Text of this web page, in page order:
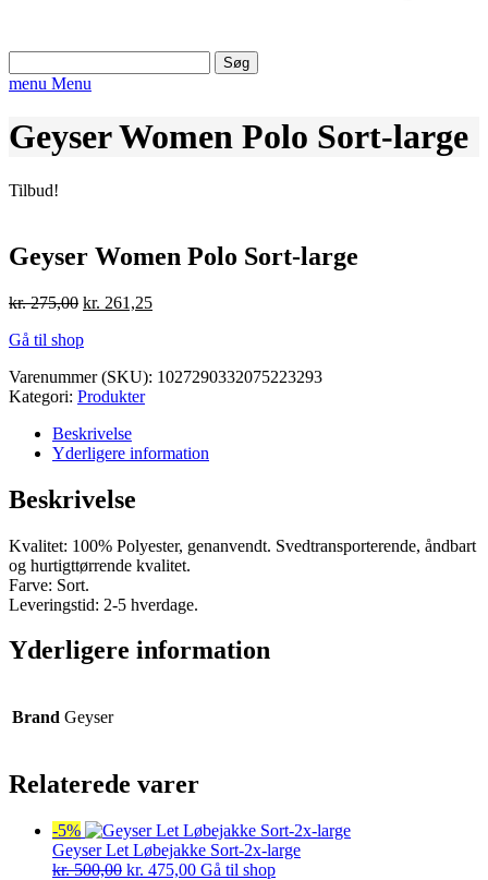
efter:
menu Menu
Geyser Women Polo Sort-large
Tilbud!
Geyser Women Polo Sort-large
kr.275,00 Den
pris
kr. 275,00.
kr. 261,25Den
kr. 261,25.
Gå til shop
Varenummer (SKU): 1027290332075223293
Kategori: Produkter
Beskrivelse
Yderligere information
Beskrivelse
Kvalitet: 100% Polyester, genanvendt. Svedtransporterende, åndbart
og hurtigttørrende kvalitet.
Farve: Sort.
Leveringstid: 2-5 hverdage.
Yderligere information
Brand Geyser
Relaterede varer
-5%
Geyser Let Løbejakke Sort-2x-large
kr.500,00 Den
kr. 475,00Den
Gå til shop